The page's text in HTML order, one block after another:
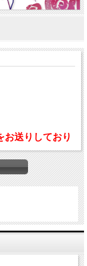
お送りしており
ださい。尚、
わせは、必ず開
以降のお問い
承ください。
の「Q &A」に